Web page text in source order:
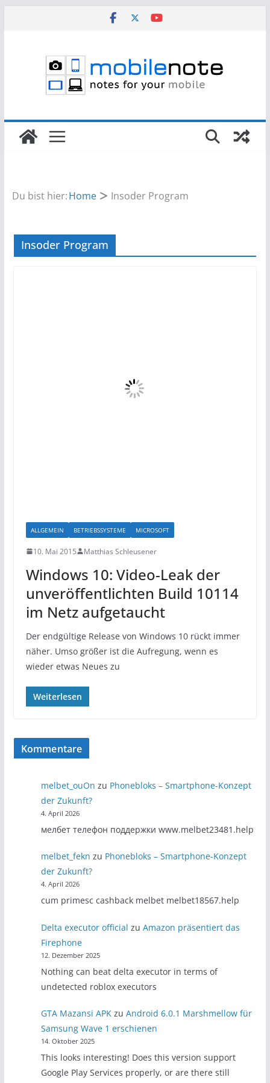
Du bist hier:Home Insoder Program
Insoder Program
ALLGEMEIN BETRIEBSSYSTEME MICROSOFT
10. Mai 2015 Matthias Schleusener
Windows 10: Video-Leak der
unveröffentlichten Build 10114
im Netz aufgetaucht
Der endgültige Release von Windows 10 rückt immer
näher. Umso größer ist die Aufregung, wenn es
wieder etwas Neues zu
Weiterlesen
Kommentare
melbet_ouOn zu Phonebloks – Smartphone-Konzept
der Zukunft?
4. April 2026
мелбет телефон поддержки www.melbet23481.help
melbet_fekn zu Phonebloks – Smartphone-Konzept
der Zukunft?
4. April 2026
cum primesc cashback melbet melbet18567.help
Delta executor official zuAmazon präsentiert das
Firephone
12. Dezember 2025
Nothing can beat delta executor in terms of
undetected roblox executors
GTA Mazansi APK zuAndroid 6.0.1 Marshmellow für
Samsung Wave 1 erschienen
14. Oktober 2025
This looks interesting! Does this version support
Google Play Services properly, or are there still